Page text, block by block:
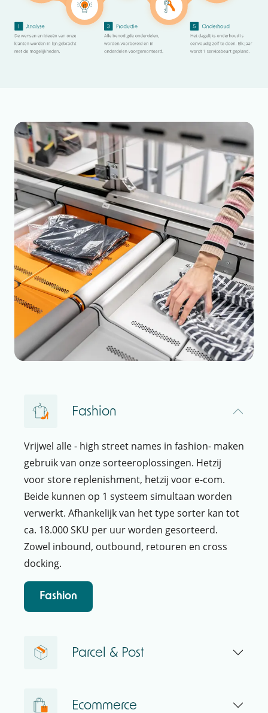
Fashion
Vrijwel alle - high street names in fashion- maken
gebruik van onze sorteeroplossingen. Hetzij
voor store replenishment, hetzij voor e-com.
Beide kunnen op 1 systeem simultaan worden
verwerkt. Afhankelijk van het type sorter kan tot
ca. 18.000 SKU per uur worden gesorteerd.
Zowel inbound, outbound, retouren en cross
docking.
Fashion
Parcel & Post
Ecommerce